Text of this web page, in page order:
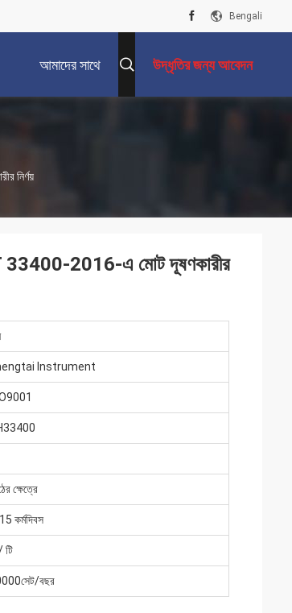
Bengali
আমাদের সাথে উদ্ধৃতির জন্য আবেদন
নির্ণয়
T 33400-2016-এ মোট দূষণকারীর
Instrument
ক্ষেত্রে
কর্মদিবস
টি
বছর